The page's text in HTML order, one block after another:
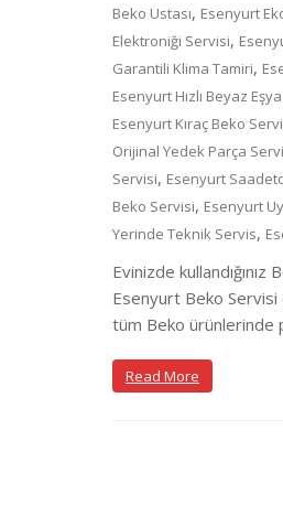
Beko Ustası, Esenyurt
Elektroniği Servisi,
Garantili Klima Tamiri,
Esenyurt Hızlı Beyaz
Esenyurt Kıraç Beko
Orijinal Yedek Parça
Servisi, Esenyurt
Beko Servisi, Esenyurt
Yerinde Teknik Servis,
Evinizde
Esenyurt Beko Servisi
tüm Beko ürünlerinde
Read More